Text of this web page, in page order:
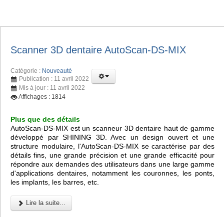
Scanner 3D dentaire AutoScan-DS-MIX
Catégorie : Nouveauté
Publication : 11 avril 2022
Mis à jour : 11 avril 2022
Affichages : 1814
Plus que des détails
AutoScan-DS-MIX est un scanneur 3D dentaire haut de gamme
développé par SHINING 3D. Avec un design ouvert et une
structure modulaire, l'AutoScan-DS-MIX se caractérise par des
détails fins, une grande précision et une grande efficacité pour
répondre aux demandes des utilisateurs dans une large gamme
d'applications dentaires, notamment les couronnes, les ponts,
les implants, les barres, etc.
Lire la suite...